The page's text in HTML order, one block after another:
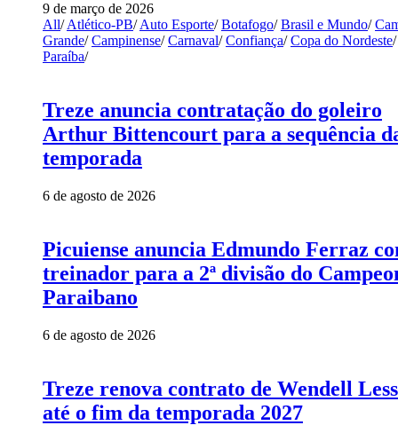
9 de março de 2026
All/ Atlético-PB/ Auto Esporte/ Botafogo/ Brasil e Mundo/
Grande/ Campinense/ Carnaval/ Confiança/ Copa do Nordeste/
Paraíba/
Treze anuncia contratação do goleiro
Arthur Bittencourt para a sequência
temporada
6 de agosto de 2026
Picuiense anuncia Edmundo Ferraz
treinador para a 2ª divisão do
Paraibano
6 de agosto de 2026
Treze renova contrato de Wendell
até o fim da temporada 2027